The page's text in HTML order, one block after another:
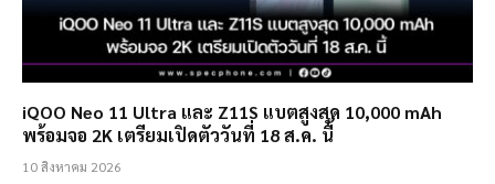
iQOO Neo 11 Ultra และ Z11S แบตสูงสุด 10,000 mAh
พร้อมจอ 2K เตรียมเปิดตัววันที่ 18 ส.ค. นี้
10 สิงหาคม 2026